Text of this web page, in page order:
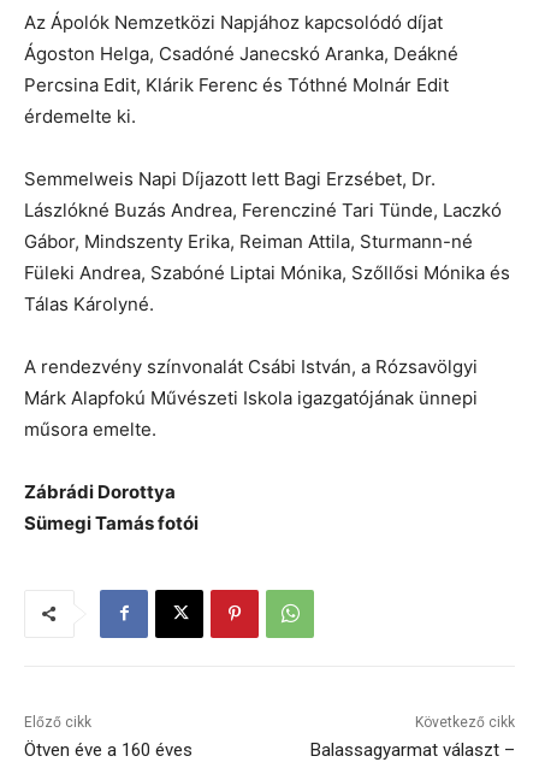
Az Ápolók Nemzetközi Napjához kapcsolódó díjat
Ágoston Helga, Csadóné Janecskó Aranka, Deákné
Percsina Edit, Klárik Ferenc és Tóthné Molnár Edit
érdemelte ki.
Semmelweis Napi Díjazott lett Bagi Erzsébet, Dr.
Lászlókné Buzás Andrea, Ferencziné Tari Tünde, Laczkó
Gábor, Mindszenty Erika, Reiman Attila, Sturmann-né
Füleki Andrea, Szabóné Liptai Mónika, Szőllősi Mónika és
Tálas Károlyné.
A rendezvény színvonalát Csábi István, a Rózsavölgyi
Márk Alapfokú Művészeti Iskola igazgatójának ünnepi
műsora emelte.
Zábrádi Dorottya
Sümegi Tamás fotói
Előző cikk
Ötven éve a 160 éves
Következő cikk
Balassagyarmat választ –